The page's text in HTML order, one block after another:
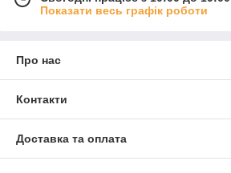
Показати весь графік роботи
Про нас
Контакти
Доставка та оплата